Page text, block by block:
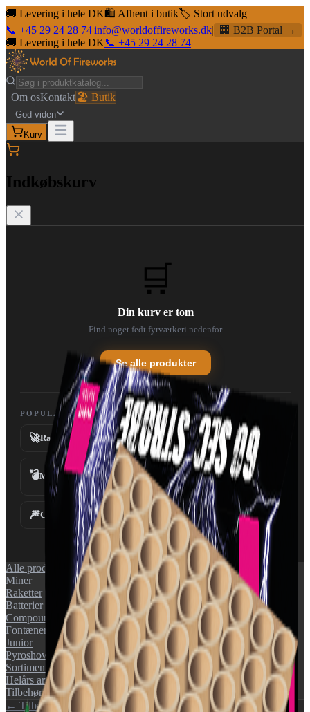
🚚 Levering i hele DK🛍️ Afhent i butik🏷️ Stort udvalg
📞 +45 29 24 28 74|info@worldoffireworks.dk|
🏢 B2B Portal →
🚚 Levering i hele DK📞 +45 29 24 28 74
Om osKontakt🏖️ Butik
God viden
Kurv
Indkøbskurv
🛒
Din kurv er tom
Find noget fedt fyrværkeri nedenfor
Se alle produkter
POPULÆRE KATEGORIER
🚀Raketter 💥Batterier
💣Miner ⛲Fontæner
🎆Compounds ✨Tilbehør
Alle produkter
Miner
Raketter
Batterier
Compounds
Fontæner
Junior
Pyroshow
Sortimenter
Helårs artikler (F1)
Tilbehør
← Tilbage til katalog